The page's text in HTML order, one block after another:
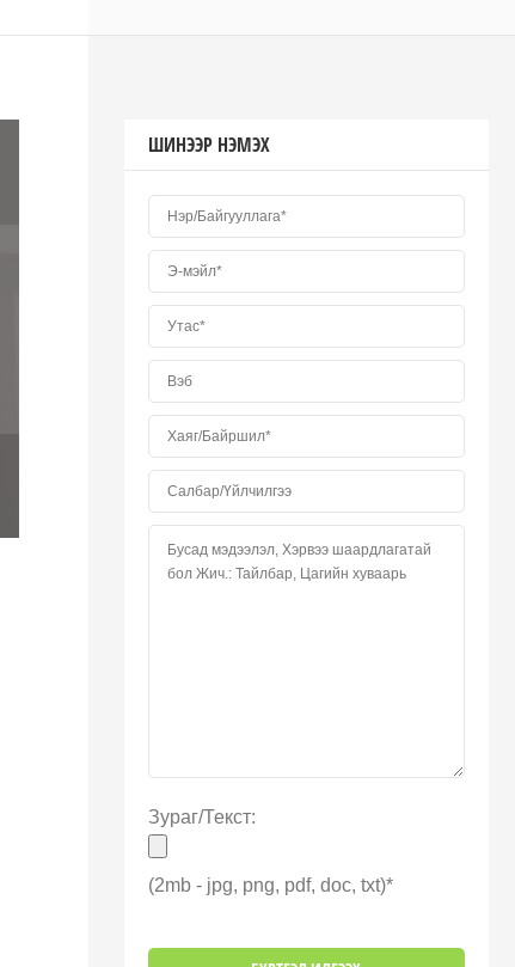
ШИНЭЭР НЭМЭХ
Зураг/Текст:
(2mb - jpg, png, pdf, doc, txt)*